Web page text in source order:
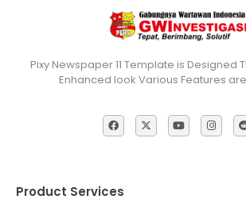
Pixy Newspaper 11 Template is Designed
Enhanced look Various Features
Product Services